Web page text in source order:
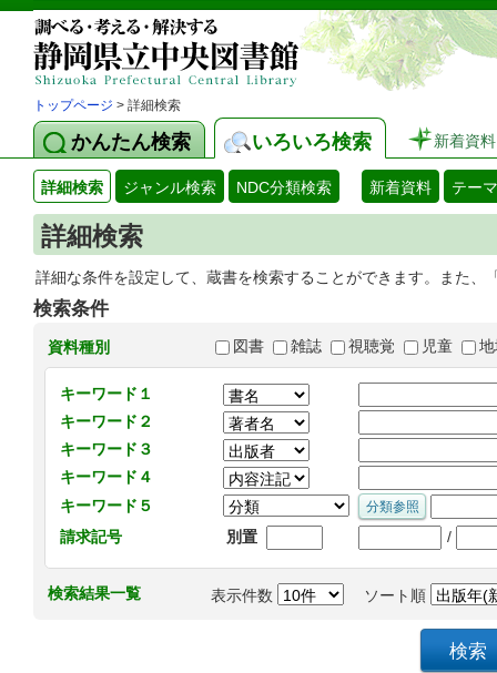
トップページ > 詳細検索
かんたん検索 いろいろ検索 新着資料
詳細検索 ジャンル検索 NDC分類検索 新着資料 テー
詳細検索
詳細な条件を設定して、蔵書を検索することができます。また
検索条件
資料種別 図書 雑誌 視聴覚 児童
キーワード１
キーワード２
キーワード３
キーワード４
キーワード５
請求記号
別置 /
検索結果一覧 表示件数 ソート順